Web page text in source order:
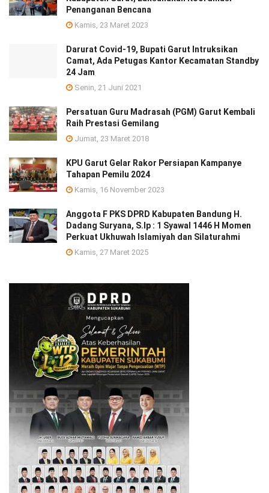
Penanganan Bencana
Kamis, 23 Maret 2023
Darurat Covid-19, Bupati Garut Intruksikan
Camat, Ada Petugas Kantor Kecamatan Standby
24 Jam
Senin, 21 Juni 2021
Persatuan Guru Madrasah (PGM) Garut Kembali
Raih Prestasi Gemilang
Jumat, 23 Maret 2018
KPU Garut Gelar Rakor Persiapan Kampanye
Tahapan Pemilu 2024
Kamis, 16 November 2023
Anggota F PKS DPRD Kabupaten Bandung H.
Dadang Suryana, S.Ip : 1 Syawal 1446 H Momen
Perkuat Ukhuwah Islamiyah dan Silaturahmi
Kamis, 27 Maret 2025